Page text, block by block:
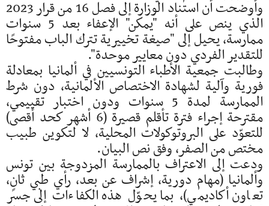
وأوضحت أن استناد الوزارة إلى فصل 16 من قرار 2023
الذي ينص على أنه "يمكن" الإعفاء بعد 5 سنوات
ممارسة، يحيل إلى "صيغة تخييرية تترك الباب مفتوحًا
للتقدير الفردي دون معايير موحدة".
وطالبت جمعية الأطباء التونسيين في ألمانيا بمعادلة
فورية وآلية لشهادة الاختصاص الألمانية، دون شرط
الممارسة لمدة 5 سنوات ودون اختبار تقييمي،
مقترحة إجراء فترة تأقلم قصيرة (6 أشهر كحد أقصى)
للتعوّد على البروتوكولات المحلية، لا لتكوين طبيب
مختص من الصفر، وفق نص البيان.
ودعت إلى الاعتراف بالممارسة المزدوجة بين تونس
وألمانيا (مهام دورية، إشراف عن بعد، رأي طبي ثانٍ،
تعاون أكاديمي)، بما يحوّل هذه الكفاءات إلى جسر